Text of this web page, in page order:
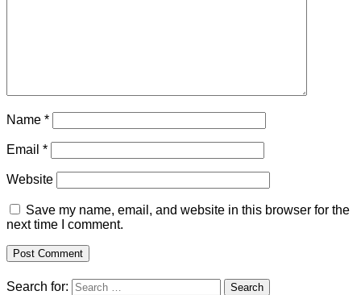
Name *
Email *
Website
Save my name, email, and website in this browser for the
next time I comment.
Search for: